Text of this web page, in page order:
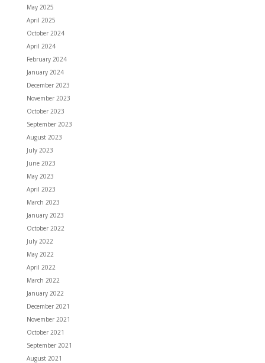
May 2025
April 2025
October 2024
April 2024
February 2024
January 2024
December 2023
November 2023
October 2023
September 2023
August 2023
July 2023
June 2023
May 2023
April 2023
March 2023
January 2023
October 2022
July 2022
May 2022
April 2022
March 2022
January 2022
December 2021
November 2021
October 2021
September 2021
August 2021